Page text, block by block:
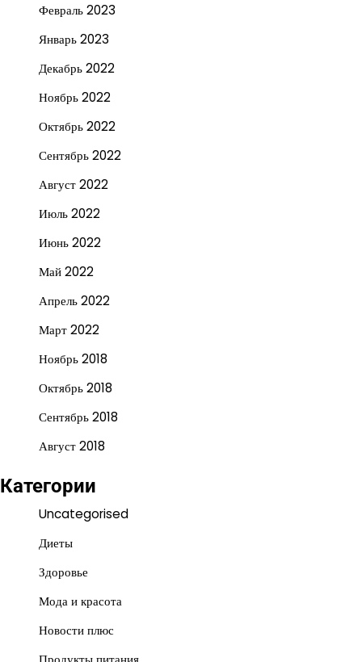
Февраль 2023
Январь 2023
Декабрь 2022
Ноябрь 2022
Октябрь 2022
Сентябрь 2022
Август 2022
Июль 2022
Июнь 2022
Май 2022
Апрель 2022
Март 2022
Ноябрь 2018
Октябрь 2018
Сентябрь 2018
Август 2018
Категории
Uncategorised
Диеты
Здоровье
Мода и красота
Новости плюс